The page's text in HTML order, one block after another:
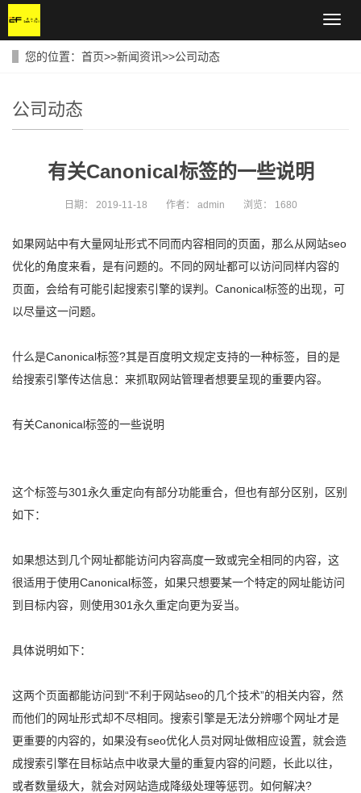
导
您的位置： 首页>>新闻资讯>>公司动态
公司动态
有关Canonical标签的一些说明
日期： 2019-11-18 作者： admin 浏览： 1680
如果网站中有大量网址形式不同而内容相同的页面，那么从网站seo
优化的角度来看，是有问题的。不同的网址都可以访问同样内容的
页面，会给有可能引起搜索引擎的误判。Canonical标签的出现，可
以尽量这一问题。
什么是Canonical标签?其是百度明文规定支持的一种标签，目的是
给搜索引擎传达信息：来抓取网站管理者想要呈现的重要内容。
有关Canonical标签的一些说明
这个标签与301永久重定向有部分功能重合，但也有部分区别，区别
如下：
如果想达到几个网址都能访问内容高度一致或完全相同的内容，这
很适用于使用Canonical标签，如果只想要某一个特定的网址能访问
到目标内容，则使用301永久重定向更为妥当。
具体说明如下：
这两个页面都能访问到“不利于网站seo的几个技术”的相关内容，然
而他们的网址形式却不尽相同。搜索引擎是无法分辨哪个网址才是
更重要的内容的，如果没有seo优化人员对网址做相应设置，就会造
成搜索引擎在目标站点中收录大量的重复内容的问题，长此以往，
或者数量级大，就会对网站造成降级处理等惩罚。如何解决?